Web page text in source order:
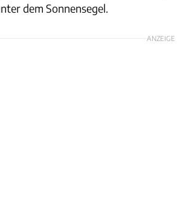
dem Sonnensegel.
ANZEIGE